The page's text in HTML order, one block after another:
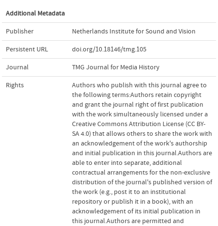
Additional Metadata
Publisher Netherlands Institute for Sound and Vision
Persistent URL doi.org/10.18146/tmg.105
Journal TMG Journal for Media History
Rights
Authors who publish with this journal agree to
the following terms:Authors retain copyright
and grant the journal right of first publication
with the work simultaneously licensed under a
Creative Commons Attribution License (CC BY-
SA 4.0) that allows others to share the work with
an acknowledgement of the work's authorship
and initial publication in this journal.Authors are
able to enter into separate, additional
contractual arrangements for the non-exclusive
distribution of the journal's published version of
the work (e.g., post it to an institutional
repository or publish it in a book), with an
acknowledgement of its initial publication in
this journal.Authors are permitted and